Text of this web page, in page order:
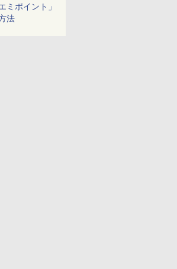
ミポイント」
法